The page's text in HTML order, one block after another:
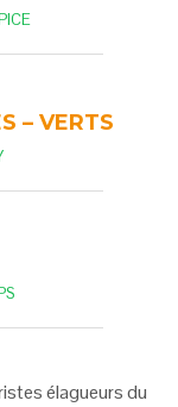
– VERTS
élagueurs du